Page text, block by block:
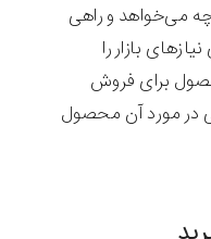
چه می‌خواهد و راهی
بازار را
برای فروش
در مورد آن محصول